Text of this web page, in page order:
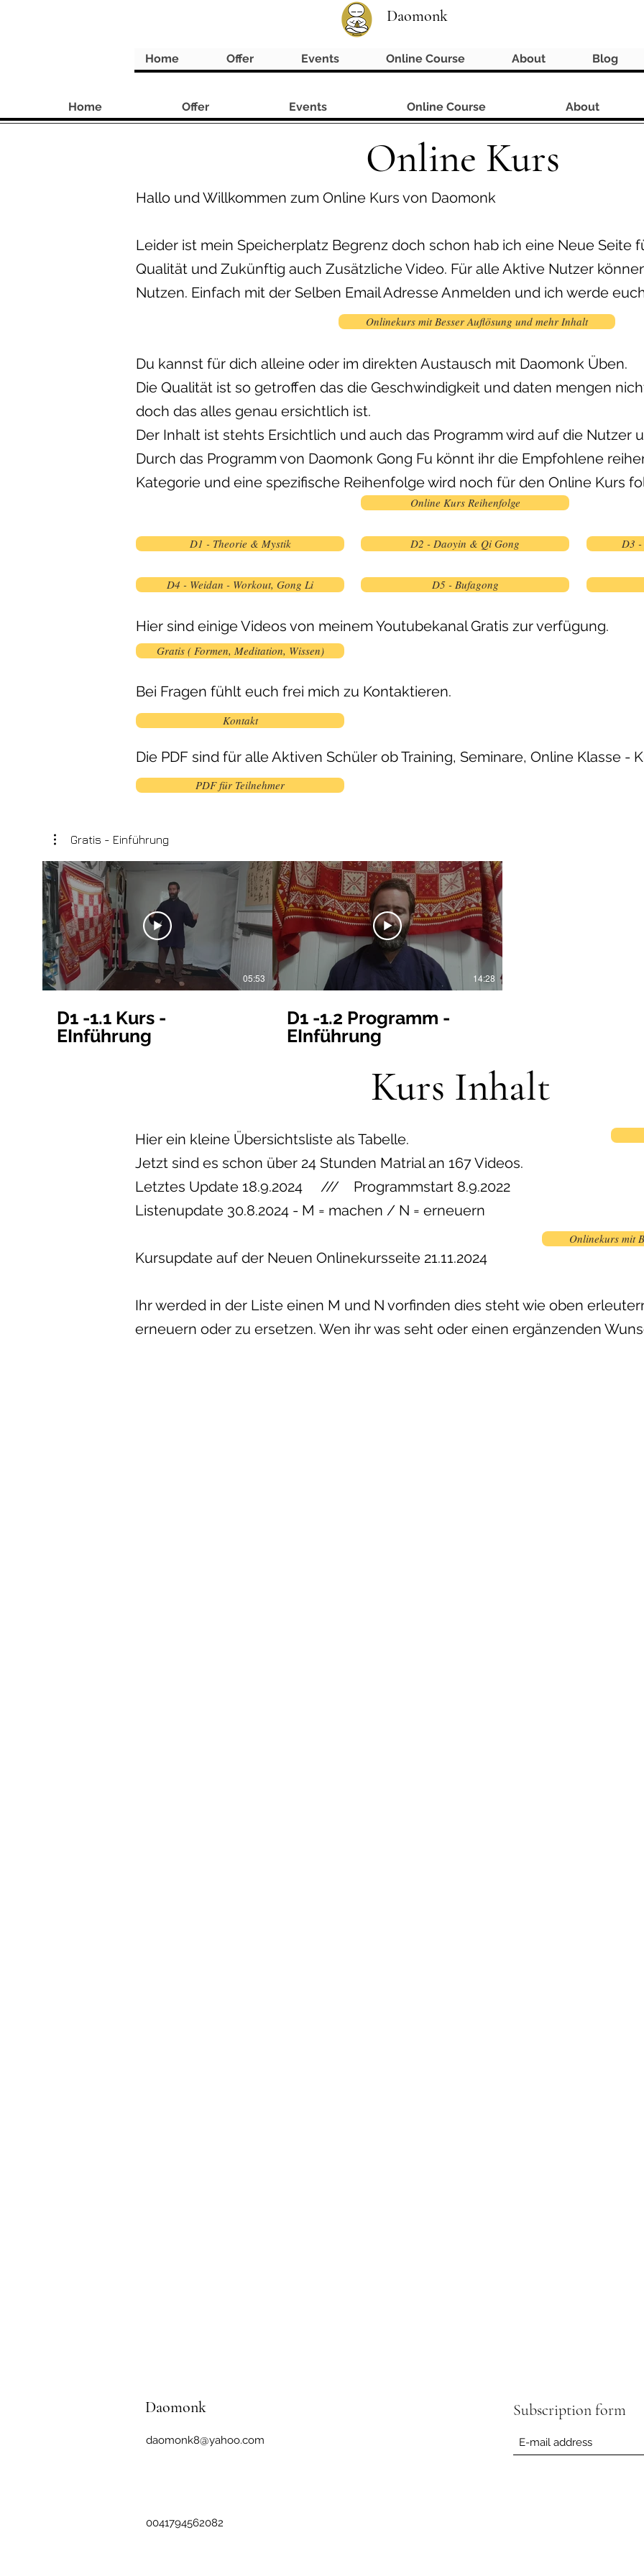
Daomonk
Home Offer Events Online Course About Blog
Online Kurs
Hallo und Willkommen zum Online Kurs von Daomonk
Leider ist mein Speicherplatz Begrenz doch schon hab ich eine Neue Seite
Qualität und Zukünftig auch Zusätzliche Video. Für alle Aktive Nutzer
Nutzen. Einfach mit der Selben Email Adresse Anmelden und ich werde
Du kannst für dich alleine oder im direkten Austausch mit Daomonk Üben.
Die Qualität ist so getroffen das die Geschwindigkeit und daten mengen
doch das alles genau ersichtlich ist.
Der Inhalt ist stehts Ersichtlich und auch das Programm wird auf die Nutzer
Durch das Programm von Daomonk Gong Fu könnt ihr die Empfohlene
Kategorie und eine spezifische Reihenfolge wird noch für den Online Kurs
Online Kurs Reihenfolge
Onlinekurs mit Besser Auflösung und mehr Inhalt
D1 - Theorie & Mystik
D4 - Weidan - Workout, Gong Li
D2 - Daoyin & Qi Gong
D5 - Bufagong
D3
Hier sind einige Videos von meinem Youtubekanal Gratis zur verfügung.
Gratis ( Formen, Meditation, Wissen)
Bei Fragen fühlt euch frei mich zu Kontaktieren.
Kontakt
Die PDF sind für alle Aktiven Schüler ob Training, Seminare, Online Klasse -
PDF für Teilnehmer
Gratis - Einführung
05:53
D1 -1.1 Kurs -
EInführung
14:28
D1 -1.2 Programm -
EInführung
Kurs Inhalt
Hier ein kleine Übersichtsliste als Tabelle.
Jetzt sind es schon über 24 Stunden Matrial an 167 Videos.
Letztes Update 18.9.2024 /// Programmstart 8.9.2022
Listenupdate 30.8.2024 - M = machen / N = erneuern
Kursupdate auf der Neuen Onlinekursseite 21.11.2024
Ihr werded in der Liste einen M und N vorfinden dies steht wie oben
erneuern oder zu ersetzen. Wen ihr was seht oder einen ergänzenden
Onlinekurs mit
Home Offer Events Online Course About
Daomonk
daomonk8@yahoo.com
Subscription form
0041794562082